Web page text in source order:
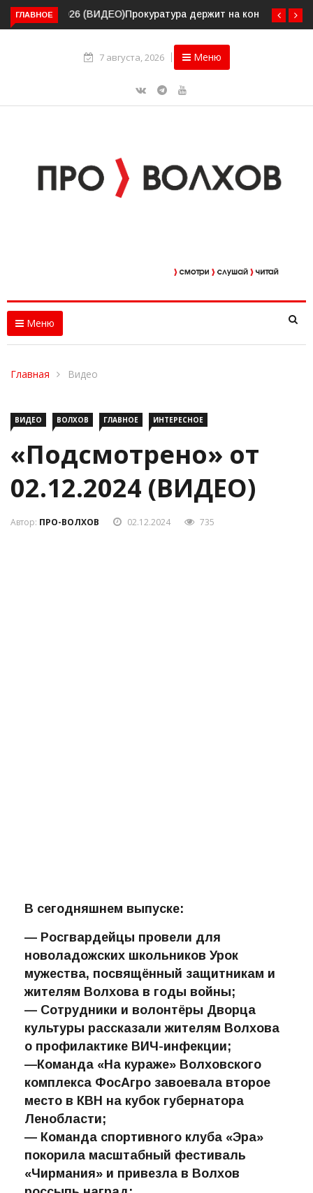
ГЛАВНОЕ
Прокуратура держит на контроле организацию
пассажирских перевозок в Волховском районе
7 августа, 2026
ВИДЕО ВОЛХОВ ГЛАВНОЕ ИНТЕРЕСНОЕ
«Подсмотрено» от
02.12.2024 (ВИДЕО)
В сегодняшнем выпуске:
— Росгвардейцы провели для
новоладожских школьников Урок
мужества, посвящённый защитникам и
жителям Волхова в годы войны;
— Сотрудники и волонтёры Дворца
культуры рассказали жителям Волхова
о профилактике ВИЧ-инфекции;
—Команда «На кураже» Волховского
комплекса ФосАгро завоевала второе
место в КВН на кубок губернатора
Ленобласти;
— Команда спортивного клуба «Эра»
покорила масштабный фестиваль